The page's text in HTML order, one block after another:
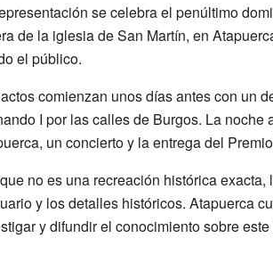
se celebra el penúltimo
de la iglesia de San Martín, en
el público.
comienzan unos días antes con un
I por las calles de Burgos. La
un concierto y la entrega del
no es una recreación histórica
y los detalles históricos. Atapuerca
y difundir el conocimiento sobre